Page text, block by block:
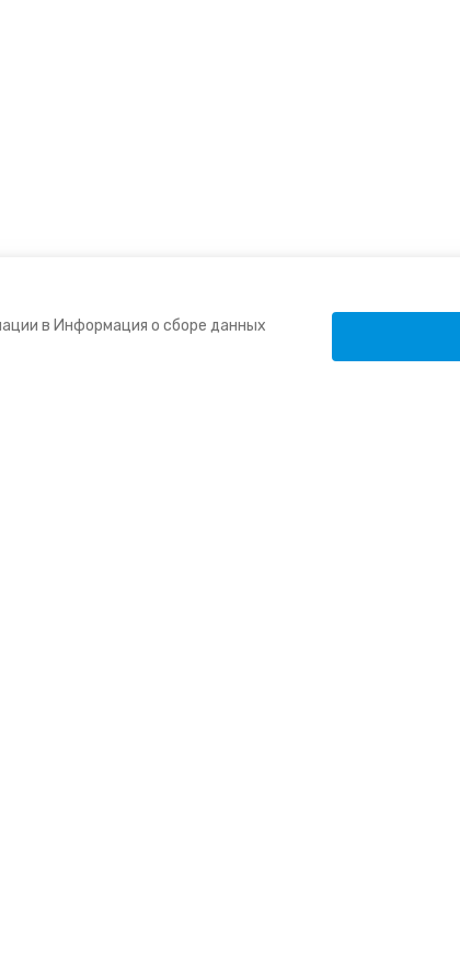
в Информация о сборе данных